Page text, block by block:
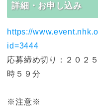
詳細・お申し込み
https://
id=3444
応募締め切り：２０２
時５９分
※注意※